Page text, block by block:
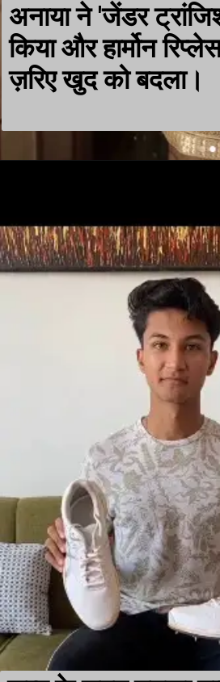
अनाया ने 'जेंडर
किया और हार्मोन
ज़रिए खुद को बदला।